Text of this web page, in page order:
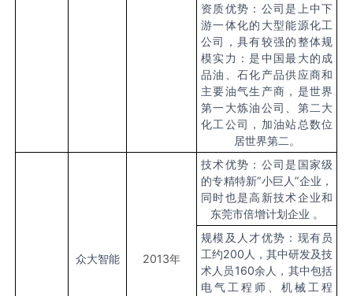
资质优势：公司是上中下
游一体化的大型能源化工
公司，具有较强的整体规
模实力：是中国最大的成
品油、石化产品供应商和
主要油气生产商，是世界
第一大炼油公司、第二大
化工公司，加油站总数位
居世界第二。
众大智能 2013年
技术优势：公司是国家级
的‌专精特新“小巨人”企业‌，
同时也是高新技术企业和
东莞市倍增计划企业 。
规模及人才优势：现有员
工约200人，其中研发及技
术人员160余人，其中包括
电气工程师、机械工程